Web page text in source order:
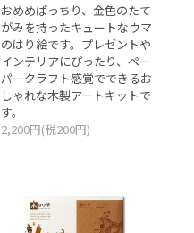
おめめぱっちり、金色のたて
がみを持ったキュートなウマ
のはり絵です。プレゼントや
インテリアにぴったり、ペー
パークラフト感覚でできるお
しゃれな木製アートキットで
す。
2,200円(税200円)